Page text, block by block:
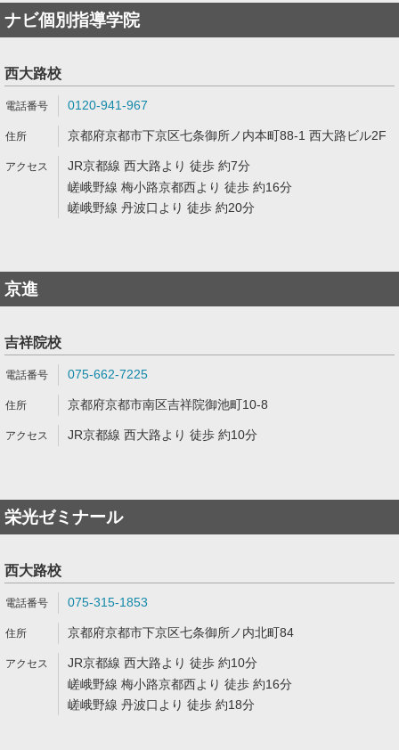
ナビ個別指導学院
西大路校
0120-941-967
京都府京都市下京区七条御所ノ内本町88-1 西大路ビル2F
JR京都線 西大路より 徒歩 約7分
嵯峨野線 梅小路京都西より 徒歩 約16分
嵯峨野線 丹波口より 徒歩 約20分
京進
吉祥院校
075-662-7225
京都府京都市南区吉祥院御池町10-8
JR京都線 西大路より 徒歩 約10分
栄光ゼミナール
西大路校
075-315-1853
京都府京都市下京区七条御所ノ内北町84
JR京都線 西大路より 徒歩 約10分
嵯峨野線 梅小路京都西より 徒歩 約16分
嵯峨野線 丹波口より 徒歩 約18分